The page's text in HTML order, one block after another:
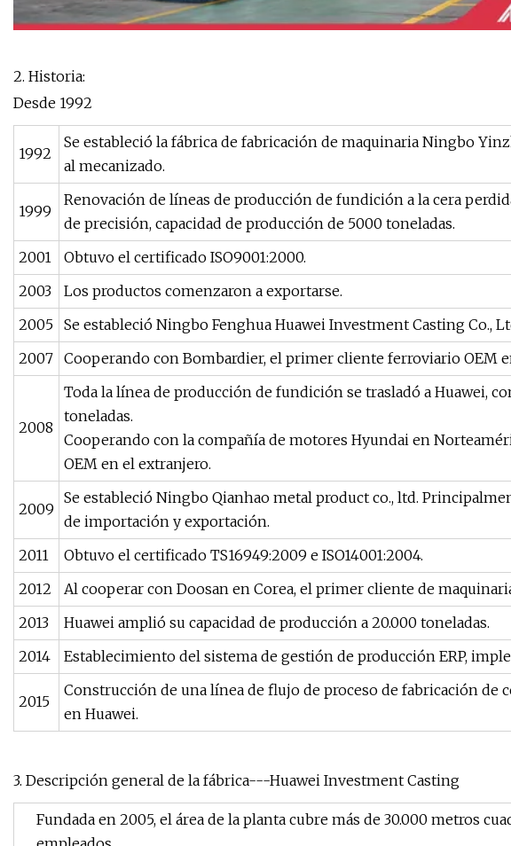
2. Historia:
Desde 1992
1992
Se estableció la fábrica de fabricación de maquinaria Ningbo
al mecanizado.
1999
Renovación de líneas de producción de fundición a la cera
de precisión, capacidad de producción de 5000 toneladas.
2001
Obtuvo el certificado ISO9001:2000.
2003
Los productos comenzaron a exportarse.
2005 Se estableció Ningbo Fenghua Huawei Investment Casting Co.,
2007 Cooperando con Bombardier, el primer cliente ferroviario OEM
2008
Toda la línea de producción de fundición se trasladó a Huawei,
toneladas.
Cooperando con la compañía de motores Hyundai en
OEM en el extranjero.
2009
Se estableció Ningbo Qianhao metal product co., ltd.
de importación y exportación.
2011
Obtuvo el certificado TS16949:2009 e ISO14001:2004.
2012
Al cooperar con Doosan en Corea, el primer cliente de
2013
Huawei amplió su capacidad de producción a 20.000 toneladas.
2014
Establecimiento del sistema de gestión de producción ERP,
2015
Construcción de una línea de flujo de proceso de fabricación de
en Huawei.
3. Descripción general de la fábrica---Huawei Investment Casting
Fundada en 2005, el área de la planta cubre más de 30.000 metros